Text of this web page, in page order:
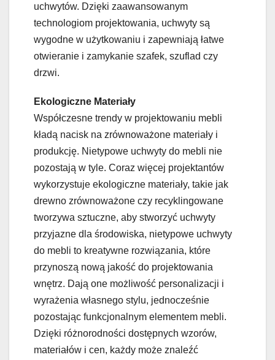
uchwytów. Dzięki zaawansowanym
technologiom projektowania, uchwyty są
wygodne w użytkowaniu i zapewniają łatwe
otwieranie i zamykanie szafek, szuflad czy
drzwi.
Ekologiczne Materiały
Współczesne trendy w projektowaniu mebli
kładą nacisk na zrównoważone materiały i
produkcję. Nietypowe uchwyty do mebli nie
pozostają w tyle. Coraz więcej projektantów
wykorzystuje ekologiczne materiały, takie jak
drewno zrównoważone czy recyklingowane
tworzywa sztuczne, aby stworzyć uchwyty
przyjazne dla środowiska, nietypowe uchwyty
do mebli to kreatywne rozwiązania, które
przynoszą nową jakość do projektowania
wnętrz. Dają one możliwość personalizacji i
wyrażenia własnego stylu, jednocześnie
pozostając funkcjonalnym elementem mebli.
Dzięki różnorodności dostępnych wzorów,
materiałów i cen, każdy może znaleźć